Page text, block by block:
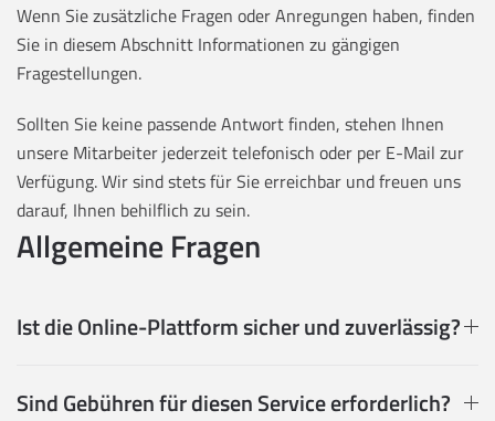
Wenn Sie zusätzliche Fragen oder Anregungen haben, finden
Sie in diesem Abschnitt Informationen zu gängigen
Fragestellungen.
Sollten Sie keine passende Antwort finden, stehen Ihnen
unsere Mitarbeiter jederzeit telefonisch oder per E-Mail zur
Verfügung. Wir sind stets für Sie erreichbar und freuen uns
darauf, Ihnen behilflich zu sein.
Allgemeine Fragen
Ist die Online-Plattform sicher und zuverlässig?
Sind Gebühren für diesen Service erforderlich?